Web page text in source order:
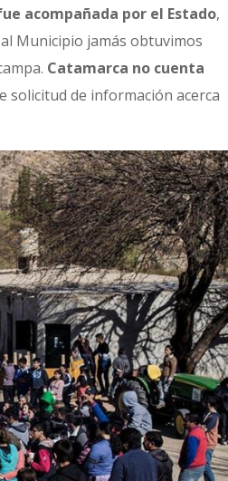
acompañada por el Estado,
Municipio jamás obtuvimos
Catamarca no cuenta
solicitud de información acerca